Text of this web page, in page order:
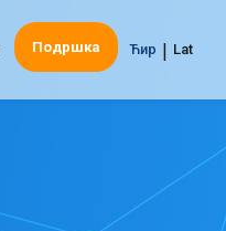
Ћир | Lat
Подршка